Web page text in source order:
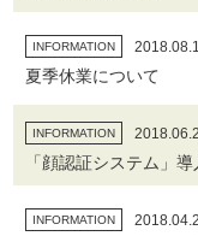
INFORMATION
夏季休業について
INFORMATION
「顔認証システム」
INFORMATION